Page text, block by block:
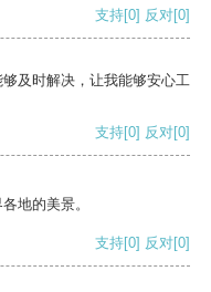
支持[0] 反对[0]
及时解决，让我能够安心工
支持[0] 反对[0]
地的美景。
支持[0] 反对[0]